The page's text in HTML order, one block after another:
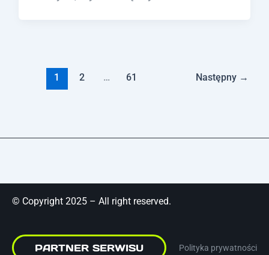
1 2 … 61 Następny →
© Copyright 2025 – All right reserved.
PARTNER SERWISU Polityka prywatności